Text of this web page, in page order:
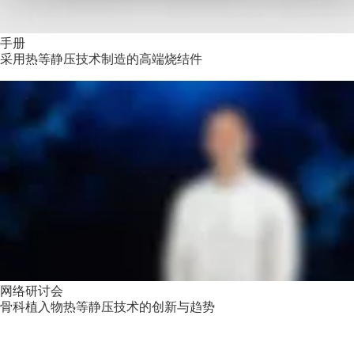
手册
采用热等静压技术制造的高端烧结件
网络研讨会
骨科植入物热等静压技术的创新与趋势